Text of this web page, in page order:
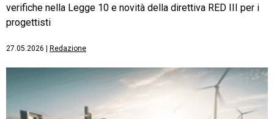
verifiche nella Legge 10 e novità della direttiva RED III per i
progettisti
27.05.2026 Redazione